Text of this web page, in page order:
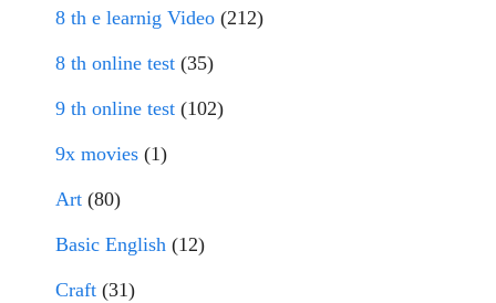
8 th e learnig Video (212)
8 th online test (35)
9 th online test (102)
9x movies (1)
Art (80)
Basic English (12)
Craft (31)